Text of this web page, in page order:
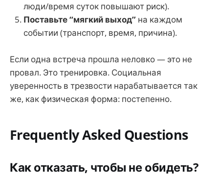
люди/время суток повышают риск).
Поставьте “мягкий выход” на каждом
событии (транспорт, время, причина).
Если одна встреча прошла неловко — это не
провал. Это тренировка. Социальная
уверенность в трезвости нарабатывается так
же, как физическая форма: постепенно.
Frequently Asked Questions
Как отказать, чтобы не обидеть?